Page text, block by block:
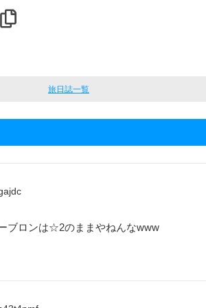
旅日誌一覧
ブロンは☆2のままやねんなwww